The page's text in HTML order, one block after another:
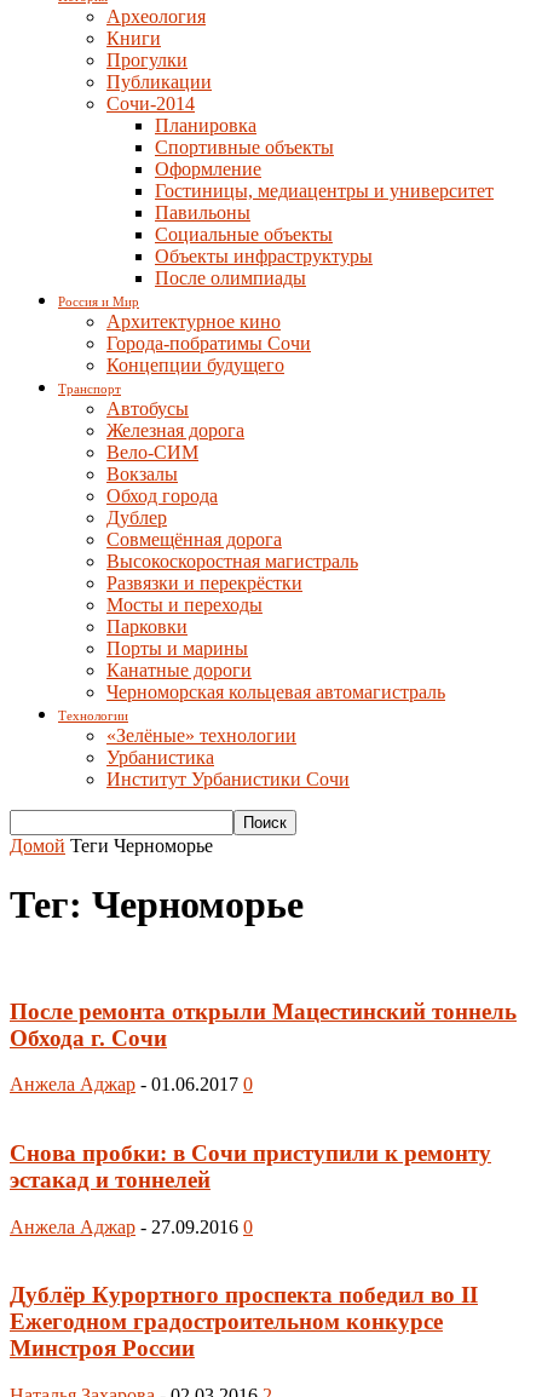
Археология
Книги
Прогулки
Публикации
Сочи-2014
Планировка
Спортивные объекты
Оформление
Гостиницы, медиацентры и университет
Павильоны
Социальные объекты
Объекты инфраструктуры
После олимпиады
Россия и Мир
Архитектурное кино
Города-побратимы Сочи
Концепции будущего
Транспорт
Автобусы
Железная дорога
Вело-СИМ
Вокзалы
Обход города
Дублер
Совмещённая дорога
Высокоскоростная магистраль
Развязки и перекрёстки
Мосты и переходы
Парковки
Порты и марины
Канатные дороги
Черноморская кольцевая автомагистраль
Технологии
«Зелёные» технологии
Урбанистика
Институт Урбанистики Сочи
Домой Теги Черноморье
Тег: Черноморье
После ремонта открыли Мацестинский тоннель
Обхода г. Сочи
Анжела Аджар - 01.06.2017 0
Снова пробки: в Сочи приступили к ремонту
эстакад и тоннелей
Анжела Аджар - 27.09.2016 0
Дублёр Курортного проспекта победил во II
Ежегодном градостроительном конкурсе
Минстроя России